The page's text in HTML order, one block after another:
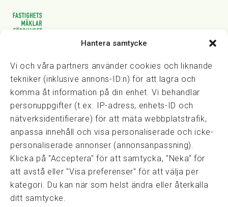
Hantera samtycke
Vi och våra partners använder cookies och liknande
tekniker (inklusive annons-ID:n) för att lagra och
komma åt information på din enhet. Vi behandlar
personuppgifter (t.ex. IP-adress, enhets-ID och
nätverksidentifierare) för att mäta webbplatstrafik,
anpassa innehåll och visa personaliserade och icke-
personaliserade annonser (annonsanpassning).
Klicka på "Acceptera" för att samtycka, "Neka" för
att avstå eller "Visa preferenser" för att välja per
kategori. Du kan när som helst ändra eller återkalla
ditt samtycke.
Vasagatan 28, 111 20 Stockholm
kansli@fmf.se
Snabblänkar
Prisexempel
Medarbetare
Policies & integritet
Information om Cookie-hantering och Google Analytics
Integritetspolicy
Dataskyddsförordningen